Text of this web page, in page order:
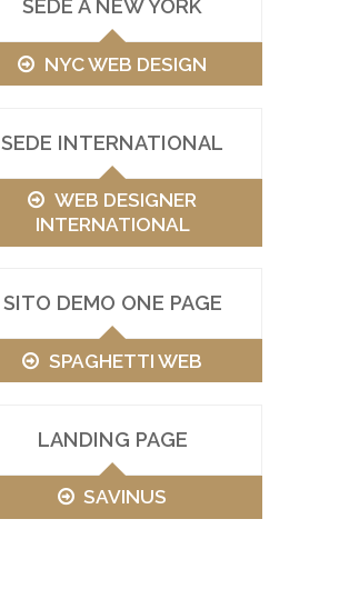
SEDE A NEW YORK
NYC WEB DESIGN
SEDE INTERNATIONAL
WEB DESIGNER
INTERNATIONAL
SITO DEMO ONE PAGE
SPAGHETTI WEB
LANDING PAGE
SAVINUS